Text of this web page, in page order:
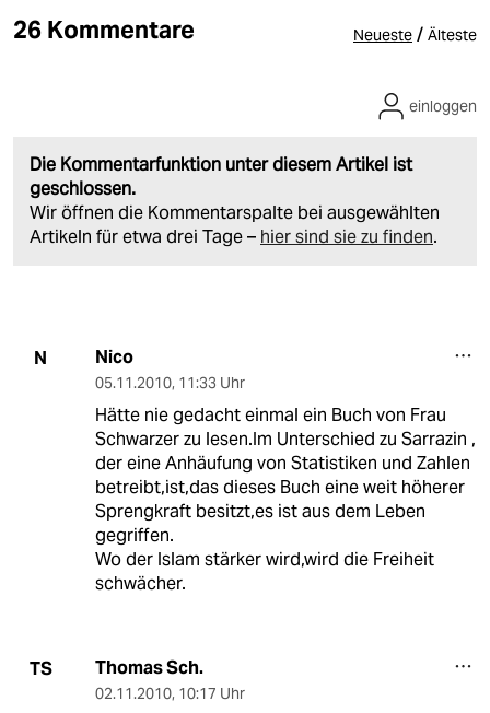
26 Kommentare Neueste / Älteste
Die Kommentarfunktion unter diesem Artikel ist
geschlossen.
Wir öffnen die Kommentarspalte bei ausgewählten
Artikeln für etwa drei Tage – hier sind sie zu finden.
einloggen
N Nico
05.11.2010, 11:33 Uhr
Hätte nie gedacht einmal ein Buch von Frau
Schwarzer zu lesen.Im Unterschied zu Sarrazin ,
der eine Anhäufung von Statistiken und Zahlen
betreibt,ist,das dieses Buch eine weit höherer
Sprengkraft besitzt,es ist aus dem Leben
gegriffen.
Wo der Islam stärker wird,wird die Freiheit
schwächer.
TS Thomas Sch.
02.11.2010, 10:17 Uhr